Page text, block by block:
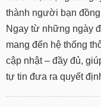
thành người bạn
Ngay từ những ngày
mang đến hệ thống
cập nhật – đầy đủ,
tự tin đưa ra quyết